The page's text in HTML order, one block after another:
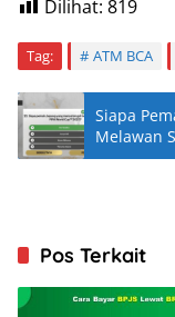
Dilihat: 819
Tag: ATM BCA
Siapa
Melawan
Jawaban
Pos Terkait